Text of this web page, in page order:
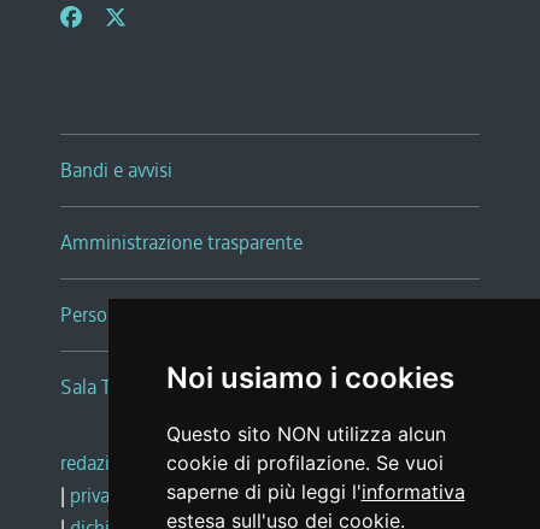
Noi usiamo i cookies
Questo sito NON utilizza alcun
cookie di profilazione. Se vuoi
saperne di più leggi l'informativa
estesa sull'uso dei cookie.
Bandi e avvisi
Amministrazione trasparente
Persone e Uffici
Sala Tiziano Tessitori
redazione web |note legali |glossario
| privacy
social media policy